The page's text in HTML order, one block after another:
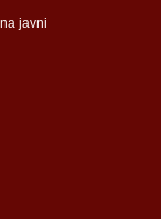
javni